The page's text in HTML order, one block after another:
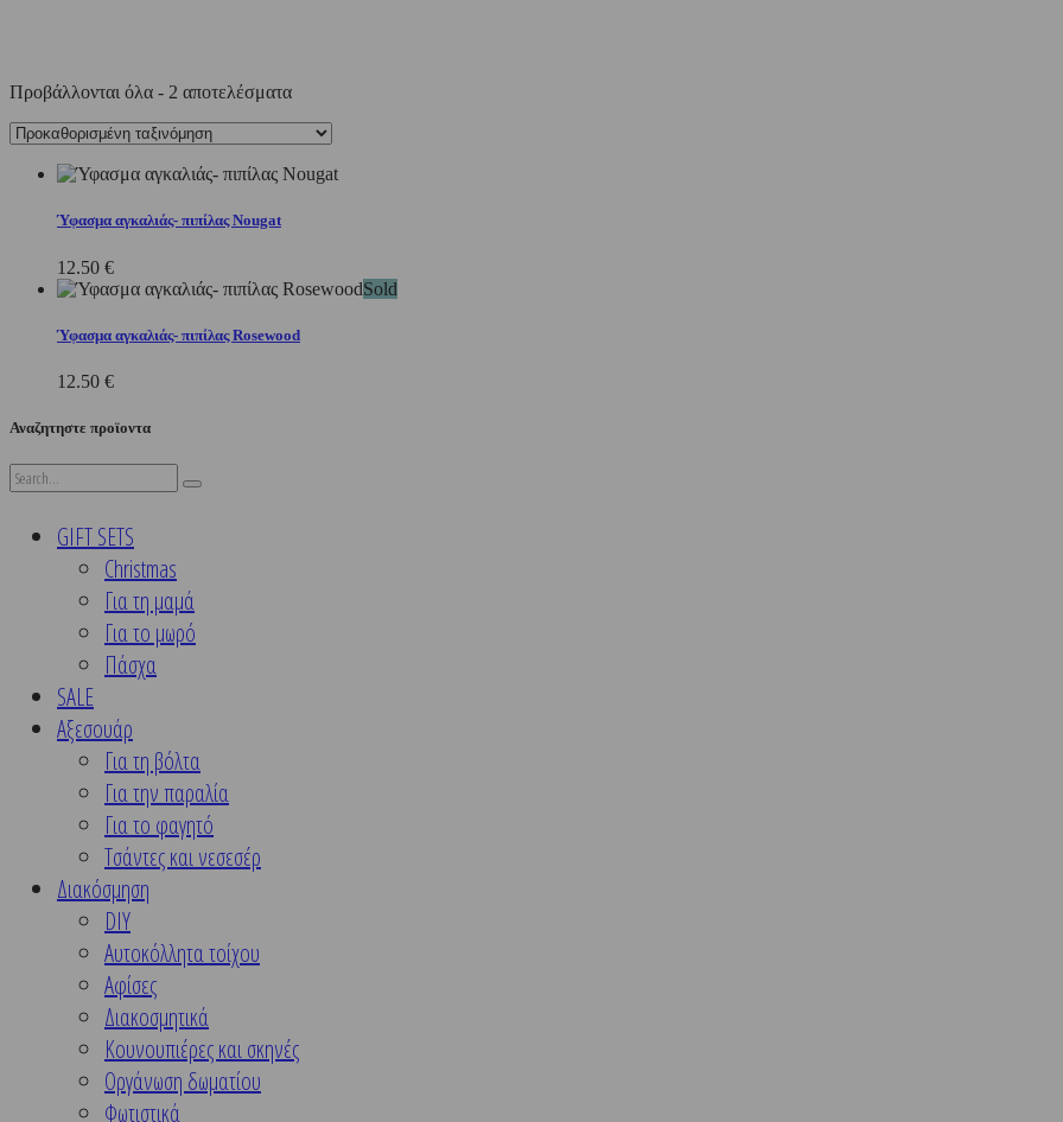
Προβάλλονται όλα - 2 αποτελέσματα
Ύφασμα αγκαλιάς- πιπίλας Nougat
12.50 €
Sold
Ύφασμα αγκαλιάς- πιπίλας Rosewood
12.50 €
Αναζητηστε προϊοντα
Search
for:
GIFT SETS
Christmas
Για τη μαμά
Για το μωρό
Πάσχα
SALE
Αξεσουάρ
Για τη βόλτα
Για την παραλία
Για το φαγητό
Τσάντες και νεσεσέρ
Διακόσμηση
DIY
Αυτοκόλλητα τοίχου
Αφίσες
Διακοσμητικά
Κουνουπιέρες και σκηνές
Οργάνωση δωματίου
Φωτιστικά